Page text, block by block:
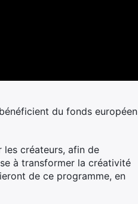
bénéficient du fonds européen
les créateurs, afin de
à transformer la créativité
de ce programme, en